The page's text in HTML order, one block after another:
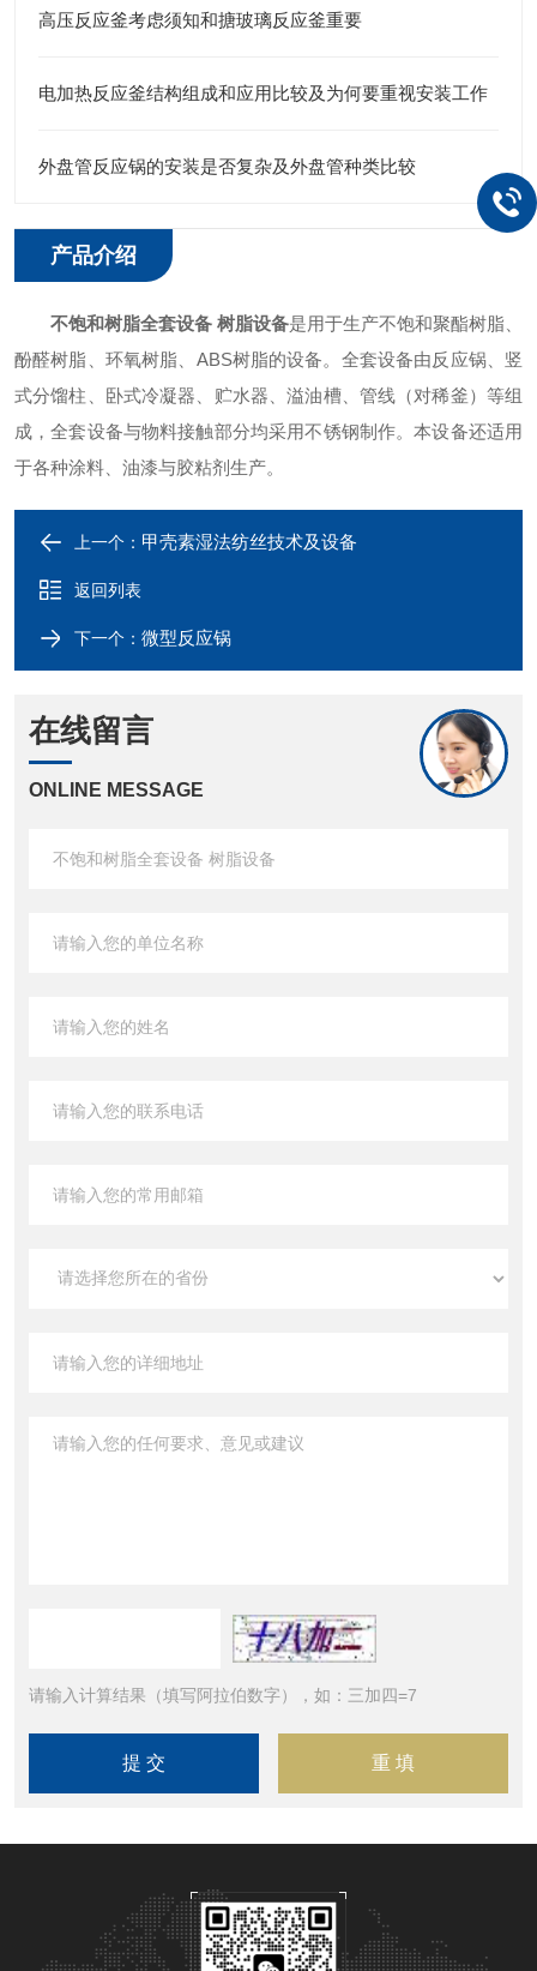
高压反应釜考虑须知和搪玻璃反应釜重要
电加热反应釜结构组成和应用比较及为何要重视安装工作
外盘管反应锅的安装是否复杂及外盘管种类比较
产品介绍
不饱和树脂全套设备 树脂设备是用于生产不饱和聚酯树脂、
酚醛树脂、环氧树脂、ABS树脂的设备。全套设备由反应锅、竖
式分馏柱、卧式冷凝器、贮水器、溢油槽、管线（对稀釜）等组
成，全套设备与物料接触部分均采用不锈钢制作。本设备还适用
于各种涂料、油漆与胶粘剂生产。
上一个： 甲壳素湿法纺丝技术及设备
返回列表
下一个： 微型反应锅
在线留言
ONLINE MESSAGE
请输入计算结果（填写阿拉伯数字），如：三加四=7